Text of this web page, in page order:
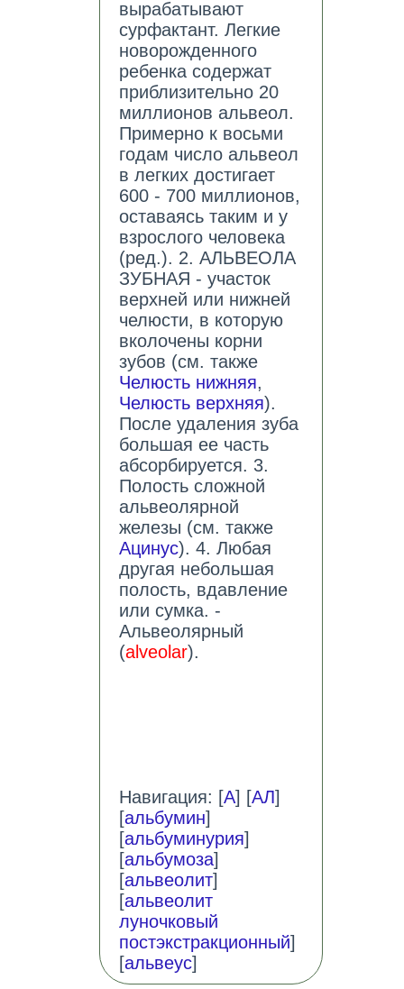
вырабатывают
сурфактант. Легкие
новорожденного
ребенка содержат
приблизительно 20
миллионов альвеол.
Примерно к восьми
годам число альвеол
в легких достигает
600 - 700 миллионов,
оставаясь таким и у
взрослого человека
(ред.). 2. АЛЬВЕОЛА
ЗУБНАЯ - участок
верхней или нижней
челюсти, в которую
вколочены корни
зубов (см. также
Челюсть нижняя,
Челюсть верхняя).
После удаления зуба
большая ее часть
абсорбируется. 3.
Полость сложной
альвеолярной
железы (см. также
Ацинус). 4. Любая
другая небольшая
полость, вдавление
или сумка. -
Альвеолярный
(alveolar).
Навигация: [А] [АЛ]
[альбумин]
[альбуминурия]
[альбумоза]
[альвеолит]
[альвеолит
луночковый
постэкстракционный]
[альвеус]